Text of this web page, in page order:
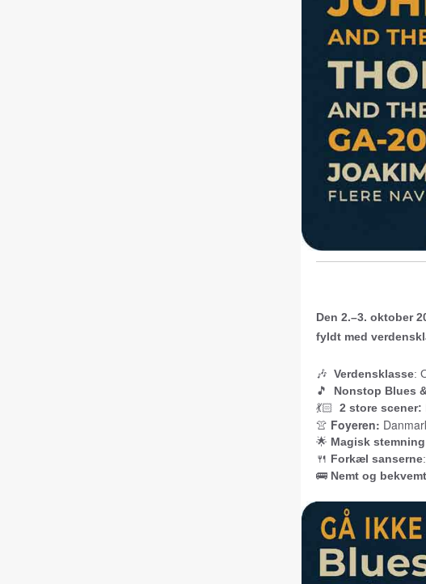
Den 2.–3. oktober
fyldt med
🎶 Verdensklasse:
🎵 Nonstop Blues
💃🏻 2 store scener:
👚 Foyeren:
🌟 Magisk stemning
🍴 Forkæl sanserne
🚌 Nemt og bekvemt